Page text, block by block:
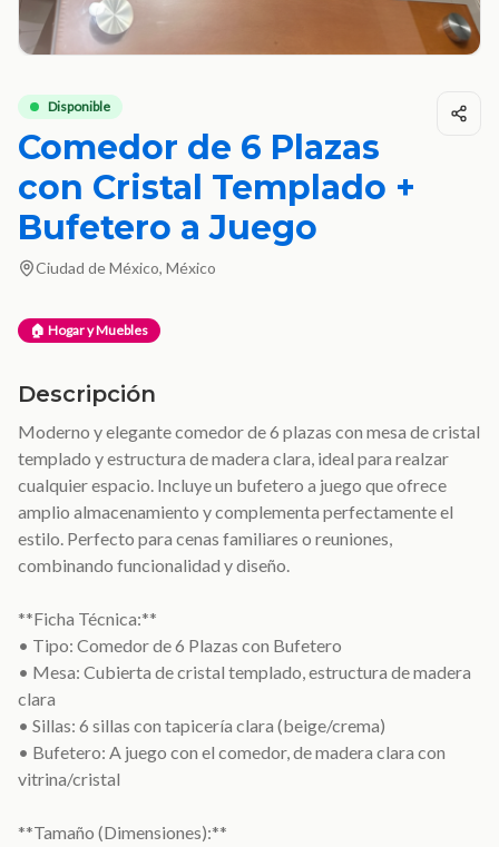
Disponible
Comedor de 6 Plazas
con Cristal Templado +
Bufetero a Juego
Ciudad de México, México
🏠 Hogar y Muebles
Descripción
Moderno y elegante comedor de 6 plazas con mesa de cristal
templado y estructura de madera clara, ideal para realzar
cualquier espacio. Incluye un bufetero a juego que ofrece
amplio almacenamiento y complementa perfectamente el
estilo. Perfecto para cenas familiares o reuniones,
combinando funcionalidad y diseño.
**Ficha Técnica:**
• Tipo: Comedor de 6 Plazas con Bufetero
• Mesa: Cubierta de cristal templado, estructura de madera
clara
• Sillas: 6 sillas con tapicería clara (beige/crema)
• Bufetero: A juego con el comedor, de madera clara con
vitrina/cristal
**Tamaño (Dimensiones):**